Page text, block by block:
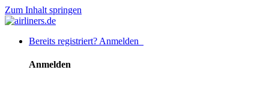
Zum Inhalt springen
Bereits registriert? Anmelden
Anmelden